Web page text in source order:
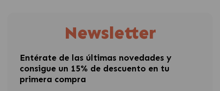
Newsletter
Entérate de las últimas novedades y
consigue un 15% de descuento en tu
primera compra